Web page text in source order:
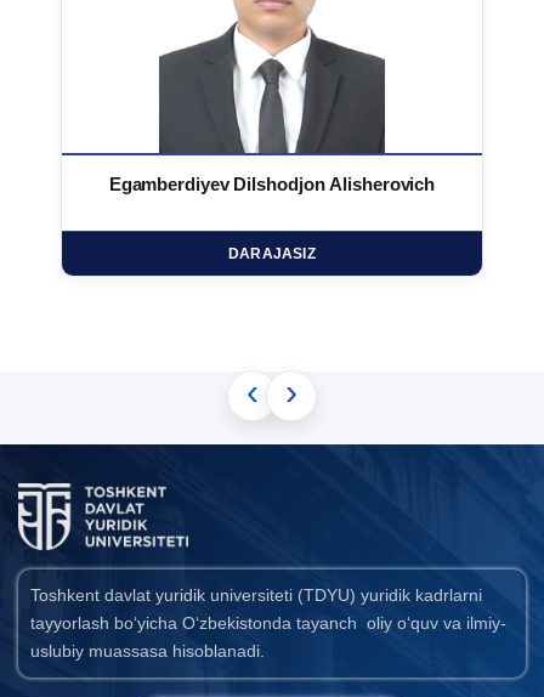
Egamberdiyev Dilshodjon Alisherovich
DARAJASIZ
‹ ›
Toshkent davlat yuridik universiteti (TDYU) yuridik kadrlarni
tayyorlash bo‘yicha O‘zbekistonda tayanch oliy o‘quv va ilmiy-
uslubiy muassasa hisoblanadi.